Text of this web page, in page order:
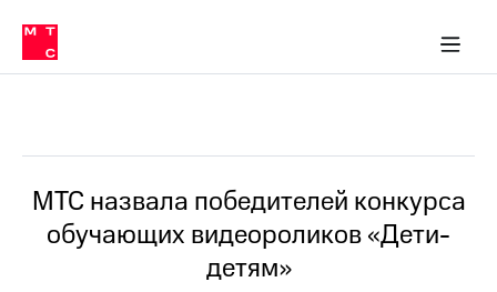
Медиа-центр
и акционерам
Устойчивое развитие
Комплаенс и деловая этика
компании
Карьера
История
компании
в МТС
Пресс-
релизы
о технологиях
МТС назвала победителей конкурса
обучающих видеороликов «Дети-
детям»